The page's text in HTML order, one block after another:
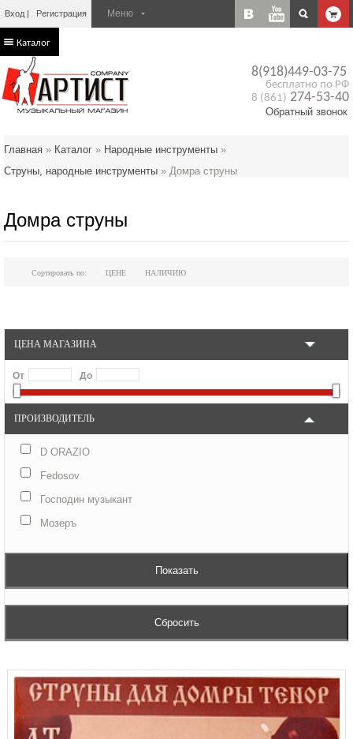
Вход Регистрация
8(918)449-03-75
бесплатно по РФ
8 (861) 274-53-40
Обратный звонок
Каталог
Главная » Каталог » Народные инструменты »
Струны, народные инструменты » Домра струны
Домра струны
Сортировать по: ЦЕНЕ НАЛИЧИЮ
ЦЕНА МАГАЗИНА
От До
ПРОИЗВОДИТЕЛЬ
D ORAZIO
Fedosov
Господин музыкант
Мозеръ